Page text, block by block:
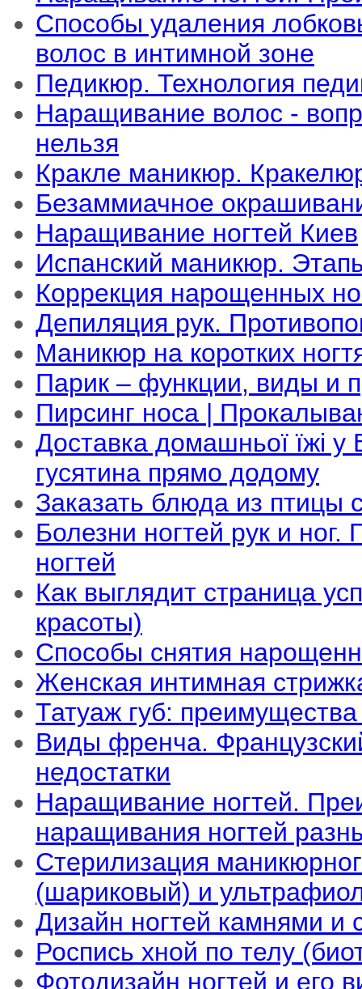
Способы удаления
волос в интимной зоне
Педикюр. Технология
Наращивание волос -
нельзя
Кракле маникюр.
Безаммиачное
Наращивание ногтей Киев
Испанский маникюр.
Коррекция нарощенных
Депиляция рук.
Маникюр на коротких
Парик – функции, виды и
Пирсинг носа |
Доставка домашньої їжі у
гусятина прямо додому
Заказать блюда из птицы
Болезни ногтей рук и
ногтей
Как выглядит страница
красоты)
Способы снятия
Женская интимная
Татуаж губ: преимущества
Виды френча.
недостатки
Наращивание ногтей.
наращивания ногтей
Стерилизация
(шариковый) и
Дизайн ногтей камнями и
Роспись хной по телу
Фотодизайн ногтей и его